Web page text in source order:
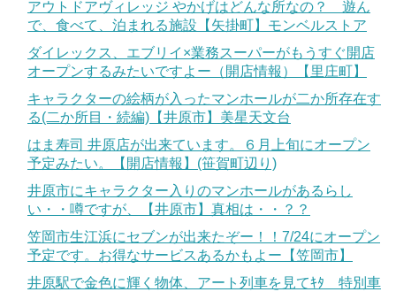
アウトドアヴィレッジ やかげはどんな所なの？ 遊ん
で、食べて、泊まれる施設【矢掛町】モンベルストア
ダイレックス、エブリイ×業務スーパーがもうすぐ開店
オープンするみたいですよー（開店情報）【里庄町】
キャラクターの絵柄が入ったマンホールが二か所存在す
る(二か所目・続編)【井原市】美星天文台
はま寿司 井原店が出来ています。６月上旬にオープン
予定みたい。【開店情報】(笹賀町辺り)
井原市にキャラクター入りのマンホールがあるらし
い・・噂ですが、【井原市】真相は・・？？
笠岡市生江浜にセブンが出来たぞー！！7/24にオープン
予定です。お得なサービスあるかもよー【笠岡市】
井原駅で金色に輝く物体、アート列車を見てｷﾀ 特別車